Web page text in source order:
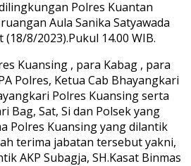
Polres Kuantan
Aula Sanika Satyawada
8/2023).Pukul 14.00 WIB.
Kuansing , para Kabag , para
Polres, Ketua Cab Bhayangkari
Polres Kuansing serta
Bag, Sat, Si dan Polsek yang
Polres Kuansing yang dilantik
terima jabatan tersebut yakni,
AKP Subagja, SH.Kasat Binmas